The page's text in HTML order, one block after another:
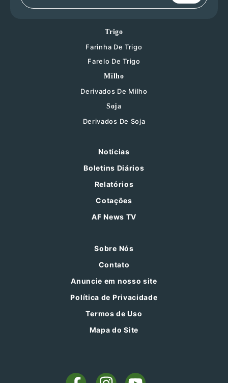
Trigo
Farinha De Trigo
Farelo De Trigo
Milho
Derivados De Milho
Soja
Derivados De Soja
Notícias
Boletins Diários
Relatórios
Cotações
AF News TV
Sobre Nós
Contato
Anuncie em nosso site
Política de Privacidade
Termos de Uso
Mapa do Site